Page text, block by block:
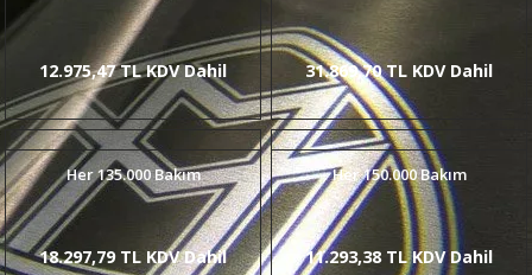
12.975,47 TL KDV Dahil 31.869,70 TL KDV Dahil
Her 135.000 Bakım
18.297,79 TL KDV Dahil
Her 150.000 Bakım
11.293,38 TL KDV Dahil